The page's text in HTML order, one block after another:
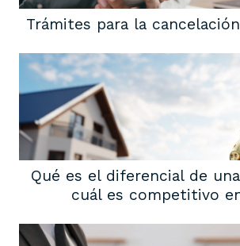
Trámites para la
Qué es el diferencial de
cuál es competitivo